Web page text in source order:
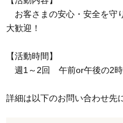
お客さまの安心・安全を守
大歓迎！
【活動時間】
週1～2回 午前or午後の2時
詳細は以下のお問い合わせ先